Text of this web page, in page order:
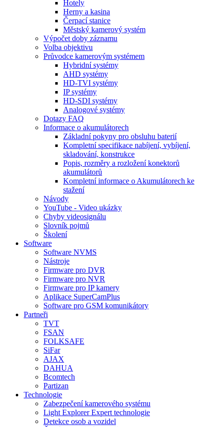
Hotely
Herny a kasina
Čerpací stanice
Městský kamerový systém
Výpočet doby záznamu
Volba objektivu
Průvodce kamerovým systémem
Hybridní systémy
AHD systémy
HD-TVI systémy
IP systémy
HD-SDI systémy
Analogové systémy
Dotazy FAQ
Informace o akumulátorech
Základní pokyny pro obsluhu baterií
Kompletní specifikace nabíjení, vybíjení,
skladování, konstrukce
Popis, rozměry a rozložení konektorů
akumulátorů
Kompletní informace o Akumulátorech ke
stažení
Návody
YouTube - Video ukázky
Chyby videosignálu
Slovník pojmů
Školení
Software
Software NVMS
Nástroje
Firmware pro DVR
Firmware pro NVR
Firmware pro IP kamery
Aplikace SuperCamPlus
Software pro GSM komunikátory
Partneři
TVT
FSAN
FOLKSAFE
SiFar
AJAX
DAHUA
Bcomtech
Partizan
Technologie
Zabezpečení kamerového systému
Light Explorer Expert technologie
Detekce osob a vozidel